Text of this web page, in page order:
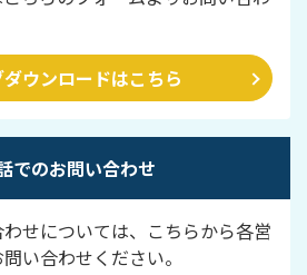
ウンロードはこちら
でのお問い合わせ
せについては、こちらから各営
い合わせください。